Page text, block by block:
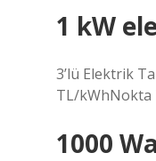
1 kW
3’lü Elektrik
TL/kWhNokta
1000